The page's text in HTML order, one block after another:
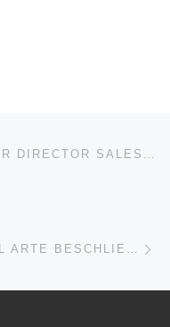
VODAFONE UND KULTURKANAL ARTE BESCHLIESSEN LANGFRISTIGE ZUSAMMENARBEIT